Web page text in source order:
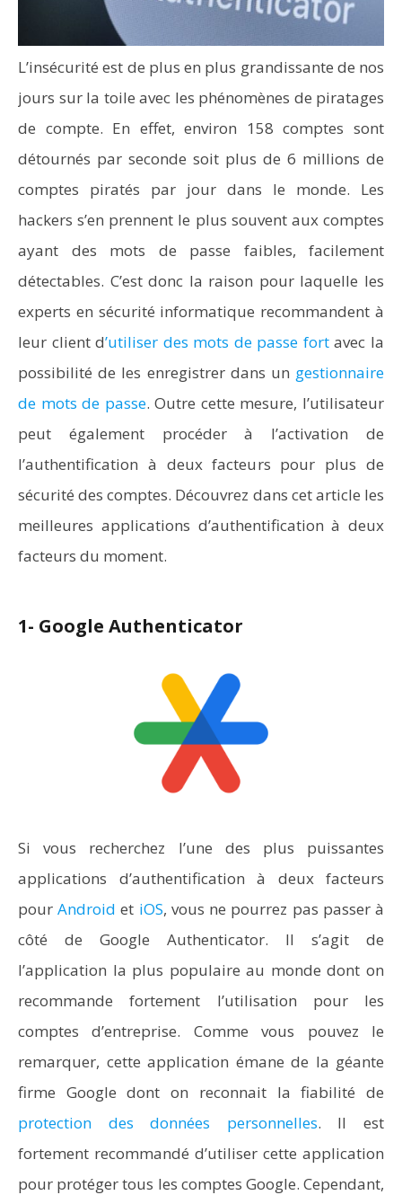
L’insécurité est de plus en plus grandissante de nos
jours sur la toile avec les phénomènes de piratages
de compte. En effet, environ 158 comptes sont
détournés par seconde soit plus de 6 millions de
comptes piratés par jour dans le monde. Les
hackers s’en prennent le plus souvent aux comptes
ayant des mots de passe faibles, facilement
détectables. C’est donc la raison pour laquelle les
experts en sécurité informatique recommandent à
leur client d’utiliser des mots de passe fortavec la
possibilité de les enregistrer dans un gestionnaire
de mots de passe. Outre cette mesure, l’utilisateur
peut également procéder à l’activation de
l’authentification à deux facteurs pour plus de
sécurité des comptes. Découvrez dans cet article les
meilleures applications d’authentification à deux
facteurs du moment.
1- Google Authenticator
Si vous recherchez l’une des plus puissantes
applications d’authentification à deux facteurs
pourAndroid et iOS, vous ne pourrez pas passer à
côté de Google Authenticator. Il s’agit de
l’application la plus populaire au monde dont on
recommande fortement l’utilisation pour les
comptes d’entreprise. Comme vous pouvez le
remarquer, cette application émane de la géante
firme Google dont on reconnait la fiabilité de
protection des données personnelles. Il est
fortement recommandé d’utiliser cette application
pour protéger tous les comptes Google. Cependant,